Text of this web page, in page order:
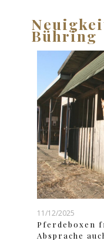
Bühring
11/12/2025
Pferdeboxen
Absprache